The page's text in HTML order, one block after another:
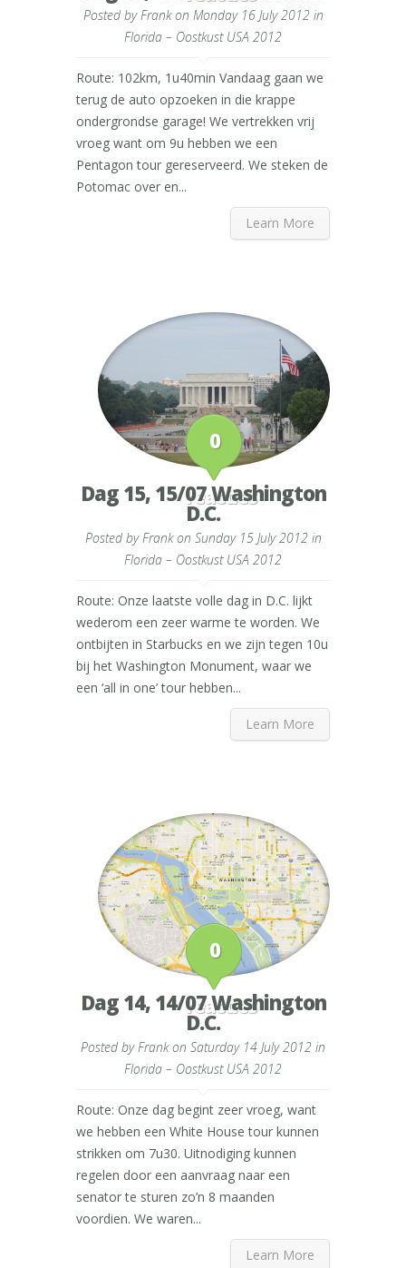
Posted byFrankon Monday 16 July 2012 in
Florida – Oostkust USA 2012
Route: 102km, 1u40min Vandaag gaan we
terug de auto opzoeken in die krappe
ondergrondse garage! We vertrekken vrij
vroeg want om 9u hebben we een
Pentagon tour gereserveerd. We steken de
Potomac over en...
Learn More
0
reacties
Dag 15, 15/07 Washington
D.C.
Posted byFrankon Sunday 15 July 2012 in
Florida – Oostkust USA 2012
Route: Onze laatste volle dag in D.C. lijkt
wederom een zeer warme te worden. We
ontbijten in Starbucks en we zijn tegen 10u
bij het Washington Monument, waar we
een ‘all in one’ tour hebben...
Learn More
0
reacties
Dag 14, 14/07 Washington
D.C.
Posted byFrankon Saturday 14 July 2012 in
Florida – Oostkust USA 2012
Route: Onze dag begint zeer vroeg, want
we hebben een White House tour kunnen
strikken om 7u30. Uitnodiging kunnen
regelen door een aanvraag naar een
senator te sturen zo’n 8 maanden
voordien. We waren...
Learn More